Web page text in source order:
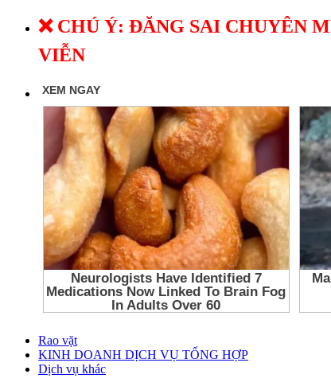
❌ CHÚ Ý: ĐĂNG SAI CHUYÊN
VIỄN
Rao vặt
KINH DOANH DỊCH VỤ TỔNG HỢP
Dịch vụ khác